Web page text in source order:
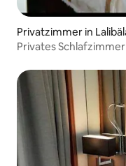
Privatzimmer in
Privates